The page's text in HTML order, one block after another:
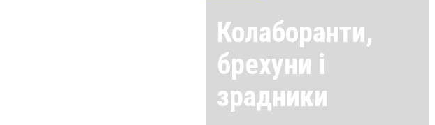
Колаборанти,
брехуни і
зрадники